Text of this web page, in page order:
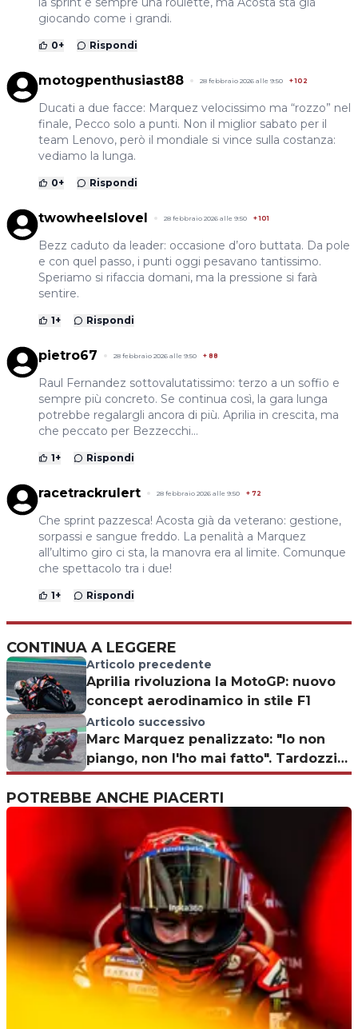
giocando come i grandi.
0+ Rispondi
motogpenthusiast88 28 febbraio 2026 alle 9:50 +102
Ducati a due facce: Marquez velocissimo ma “rozzo” nel
finale, Pecco solo a punti. Non il miglior sabato per il
team Lenovo, però il mondiale si vince sulla costanza:
vediamo la lunga.
0+ Rispondi
twowheelslovel 28 febbraio 2026 alle 9:50 +101
Bezz caduto da leader: occasione d’oro buttata. Da pole
e con quel passo, i punti oggi pesavano tantissimo.
Speriamo si rifaccia domani, ma la pressione si farà
sentire.
1+ Rispondi
pietro67 28 febbraio 2026 alle 9:50 + 88
Raul Fernandez sottovalutatissimo: terzo a un soffio e
sempre più concreto. Se continua così, la gara lunga
potrebbe regalargli ancora di più. Aprilia in crescita, ma
che peccato per Bezzecchi…
1+ Rispondi
racetrackrulert 28 febbraio 2026 alle 9:50 + 72
Che sprint pazzesca! Acosta già da veterano: gestione,
sorpassi e sangue freddo. La penalità a Marquez
all’ultimo giro ci sta, la manovra era al limite. Comunque
che spettacolo tra i due!
1+ Rispondi
CONTINUA A LEGGERE
Articolo precedente
Aprilia rivoluziona la MotoGP: nuovo
concept aerodinamico in stile F1
Articolo successivo
Marc Marquez penalizzato: "Io non
piango, non l'ho mai fatto". Tardozzi
furioso
POTREBBE ANCHE PIACERTI